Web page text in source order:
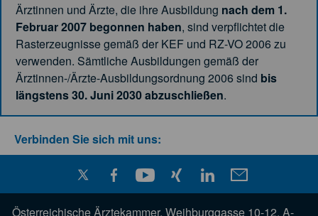
Ärztinnen und Ärzte, die ihre Ausbildung nach dem 1.
Februar 2007 begonnen haben, sind verpflichtet die
Rasterzeugnisse gemäß der KEF und RZ-VO 2006 zu
verwenden. Sämtliche Ausbildungen gemäß der
Ärztinnen-/Ärzte-Ausbildungsordnung 2006 sind bis
längstens 30. Juni 2030 abzuschließen.
Verbinden Sie sich mit uns:
Österreichische Ärztekammer, Weihburggasse 10-12, A-